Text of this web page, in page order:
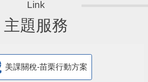
主題服務
美課關稅-苗栗行動方案